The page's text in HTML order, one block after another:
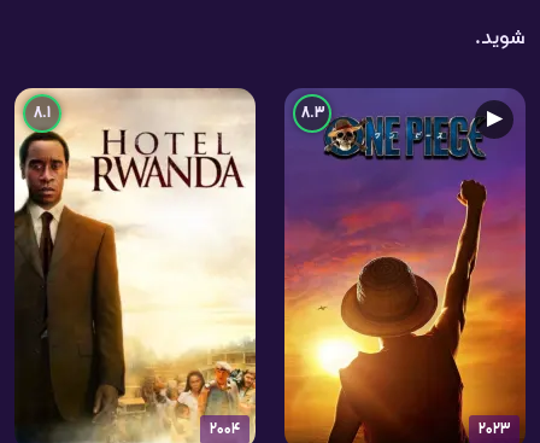
شوید.
2023
▶
8.3
2004
8.1